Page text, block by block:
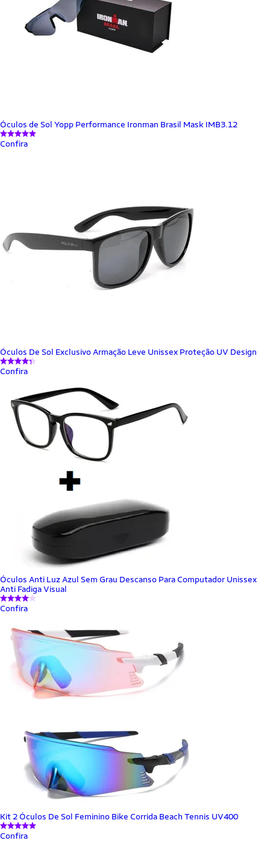
Óculos de Sol Yopp Performance Ironman Brasil Mask IMB3.12
Confira
Óculos De Sol Exclusivo Armação Leve Unissex Proteção UV Design
Confira
Óculos Anti Luz Azul Sem Grau Descanso Para Computador Unissex
Anti Fadiga Visual
Confira
Kit 2 Óculos De Sol Feminino Bike Corrida Beach Tennis UV400
Confira